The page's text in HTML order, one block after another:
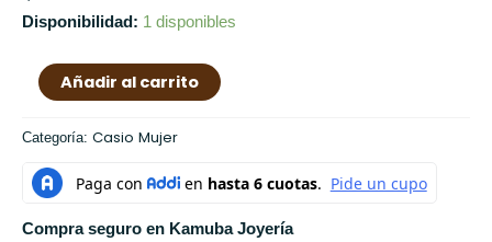
Disponibilidad: 1 disponibles
Romanos
Añadir al carrito
Categoría: Casio Mujer
Compra seguro en Kamuba Joyería